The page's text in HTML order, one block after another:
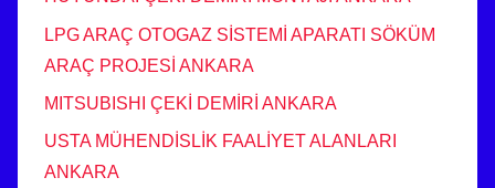
LPG ARAÇ OTOGAZ SİSTEMİ APARATI SÖKÜM
ARAÇ PROJESİ ANKARA
MITSUBISHI ÇEKİ DEMİRİ ANKARA
USTA MÜHENDİSLİK FAALİYET ALANLARI
ANKARA